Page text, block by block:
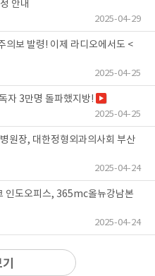
안내
2025-04-29
의보 발령! 이제 라디오에서도 <
2025-04-25
자 3만명 돌파했지방!
2025-04-25
원장, 대한정형외과의사회 부산
2025-04-24
인도오피스, 365mc올뉴강남본
2025-04-24